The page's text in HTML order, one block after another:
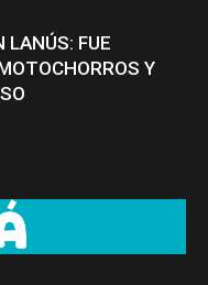
LANÚS: FUE
Y